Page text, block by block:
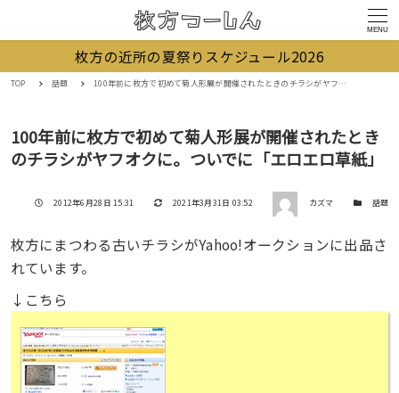
MENU
枚方の近所の夏祭りスケジュール2026
TOP 話題 100年前に枚方で初めて菊人形展が開催されたときのチラシがヤフオクに。ついでに「エロエロ草紙」
100年前に枚方で初めて菊人形展が開催されたとき
のチラシがヤフオクに。ついでに「エロエロ草紙」
投稿日
2012年6月28日 15:31 更新日
2021年3月31日 03:52 著者 カズマ カテゴリー
話題
枚方にまつわる古いチラシがYahoo!オークションに出品さ
れています。
↓こちら